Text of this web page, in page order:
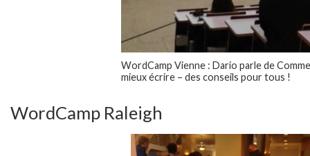
WordCamp Vienne : Dario parle de
mieux écrire – des conseils pour tous !
WordCamp Raleigh